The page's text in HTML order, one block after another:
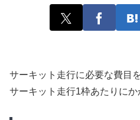
サーキット走行に必要な費目
サーキット走行1枠あたりにか